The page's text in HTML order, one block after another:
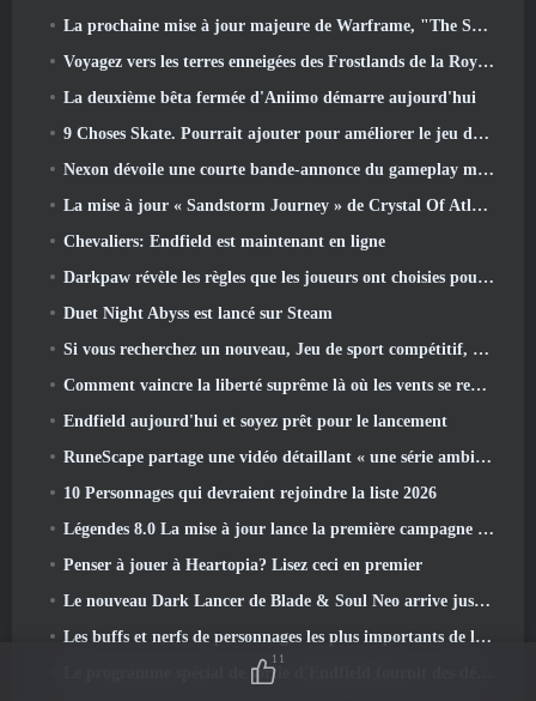
La prochaine mise à jour majeure de Warframe, "The Shadowgrapher" arrivera en mars
Voyagez vers les terres enneigées des Frostlands de la Roya dans la prochaine version de Wuthering Waves 3.1
La deuxième bêta fermée d'Aniimo démarre aujourd'hui
9 Choses Skate. Pourrait ajouter pour améliorer le jeu dans 2026
Nexon dévoile une courte bande-annonce du gameplay mondial de MapleStory Classic
La mise à jour « Sandstorm Journey » de Crystal Of Atlan augmente le niveau maximum à 70
Chevaliers: Endfield est maintenant en ligne
Darkpaw révèle les règles que les joueurs ont choisies pour le prochain serveur Frostreaver d'EverQuest
Duet Night Abyss est lancé sur Steam
Si vous recherchez un nouveau, Jeu de sport compétitif, Le test bêta fermé du football freestyle 2 est en route
Comment vaincre la liberté suprême là où les vents se rencontrent
Endfield aujourd'hui et soyez prêt pour le lancement
RuneScape partage une vidéo détaillant « une série ambitieuse de mises à jour de contenu »
10 Personnages qui devraient rejoindre la liste 2026
Légendes 8.0 La mise à jour lance la première campagne de 2026
Penser à jouer à Heartopia? Lisez ceci en premier
Le nouveau Dark Lancer de Blade & Soul Neo arrive juste à temps pour le premier anniversaire
Les buffs et nerfs de personnages les plus importants de la saison 6
Le programme spécial de sortie d'Endfield fournit des détails sur le système de monétisation du jeu
11